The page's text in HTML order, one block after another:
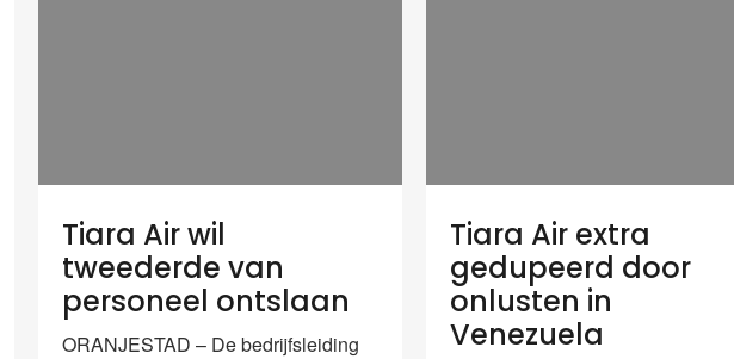
Tiara Air wil
tweederde van
personeel ontslaan
ORANJESTAD – De bedrijfsleiding
Tiara Air extra
gedupeerd door
onlusten in
Venezuela